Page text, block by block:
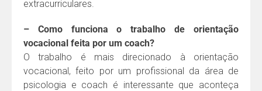
extracurriculares.
– Como funciona o trabalho de orientação
vocacional feita por um coach?
O trabalho é mais direcionado à orientação
vocacional, feito por um profissional da área de
psicologia e coach é interessante que aconteça